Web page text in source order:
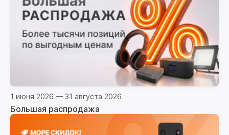
1 июня 2026 — 31 августа 2026
Большая распродажа